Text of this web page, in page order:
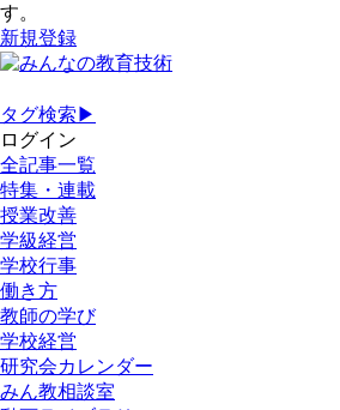
す。
新規登録
タグ検索▶
ログイン
全記事一覧
特集・連載
授業改善
学級経営
学校行事
働き方
教師の学び
学校経営
研究会カレンダー
みん教相談室